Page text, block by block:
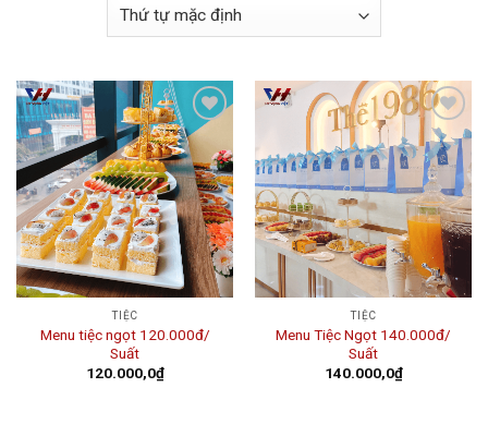
Add to
wishlist
TIỆC
Menu tiệc ngọt 120.000đ/
Suất
120.000,0₫
Add to
wishlist
TIỆC
Menu Tiệc Ngọt 140.000đ/
Suất
140.000,0₫